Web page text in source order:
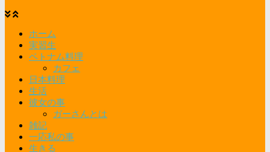
ホーム
実習生
ベトナム料理
カフェ
日本料理
生活
彼女の事
ガーさんとは
雑記
一応私の事
生きる